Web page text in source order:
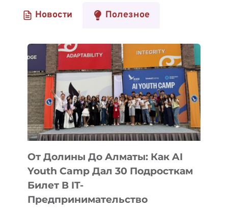
Новости Полезное
От Долины До Алматы: Как AI
Youth Camp Дал 30 Подросткам
Билет В IT-
Предпринимательство